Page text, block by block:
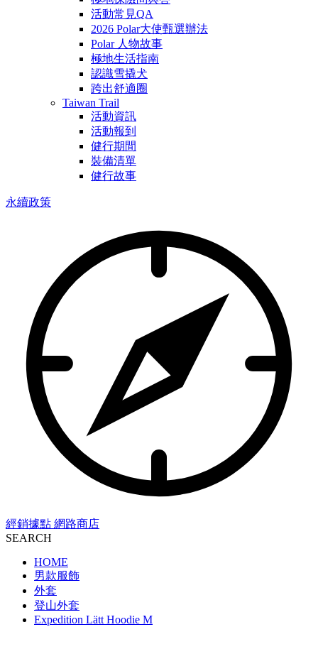
活動常見QA
2026 Polar大使甄選辦法
Polar 人物故事
極地生活指南
認識雪撬犬
跨出舒適圈
Taiwan Trail
活動資訊
活動報到
健行期間
裝備清單
健行故事
永續政策
經銷據點 網路商店
SEARCH
HOME
男款服飾
外套
登山外套
Expedition Lätt Hoodie M